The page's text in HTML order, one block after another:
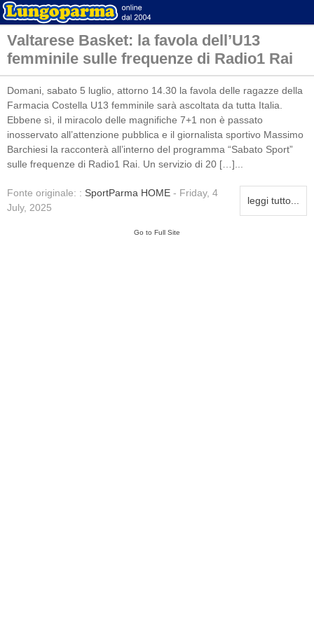
Valtarese Basket: la favola dell’U13
femminile sulle frequenze di Radio1 Rai
Domani, sabato 5 luglio, attorno 14.30 la favola delle ragazze della
Farmacia Costella U13 femminile sarà ascoltata da tutta Italia.
Ebbene sì, il miracolo delle magnifiche 7+1 non è passato
inosservato all’attenzione pubblica e il giornalista sportivo Massimo
Barchiesi la racconterà all’interno del programma “Sabato Sport”
sulle frequenze di Radio1 Rai. Un servizio di 20 […]...
leggi tutto...
Fonte originale: : SportParma HOME - Friday, 4
July, 2025
Go to Full Site